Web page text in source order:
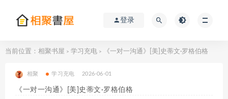
登录
当前位置： 相聚书屋 > 学习充电 > 《一对一沟通》[美]史蒂文·罗格伯格
相聚 学习充电 2026-06-01
《一对一沟通》[美]史蒂文·罗格伯格